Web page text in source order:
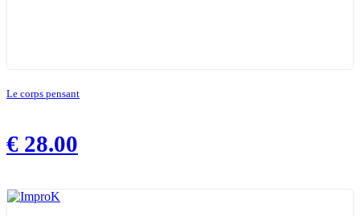
Le corps pensant
€ 28.00